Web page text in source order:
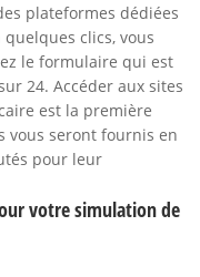
plateformes dédiées
clics, vous
le formulaire qui est
24. Accéder aux sites
est la première
vous seront fournis en
pour leur
votre simulation de